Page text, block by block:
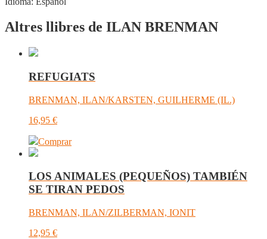
Altres llibres de ILAN BRENMAN
REFUGIATS
BRENMAN, ILAN/KARSTEN, GUILHERME (IL.)
16,95 €
Comprar
LOS ANIMALES (PEQUEÑOS) TAMBIÉN
SE TIRAN PEDOS
BRENMAN, ILAN/ZILBERMAN, IONIT
12,95 €